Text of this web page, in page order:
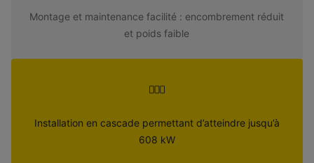
Montage et maintenance facilité : encombrement réduit
et poids faible
Installation en cascade permettant d’atteindre jusqu’à
608 kW